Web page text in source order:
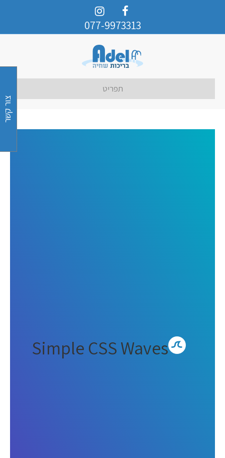
077-9973313
תפריט
Simple CSS Waves
צור קשר